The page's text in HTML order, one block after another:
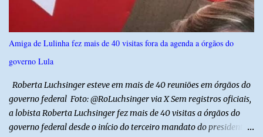
redução foi de R$ 6.583.599,79, equivalente a aproximadamente
34,8% do estoque da dívida. Os números também mostram que o
administração. Apenas no primeiro semestre de 2026, a dívida foi
reduzida em R$ 881.872,72 em relação ao saldo do exercício
Amiga de Lulinha fez mais de 40 visitas fora da agenda a órgãos do
governo Lula
Roberta Luchsinger esteve em mais de 40 reuniões em órgãos do
governo federal Foto: @RoLuchsinger via X Sem registros oficiais,
a lobista Roberta Luchsinger fez mais de 40 visitas a órgãos do
governo federal desde o início do terceiro mandato do presidente